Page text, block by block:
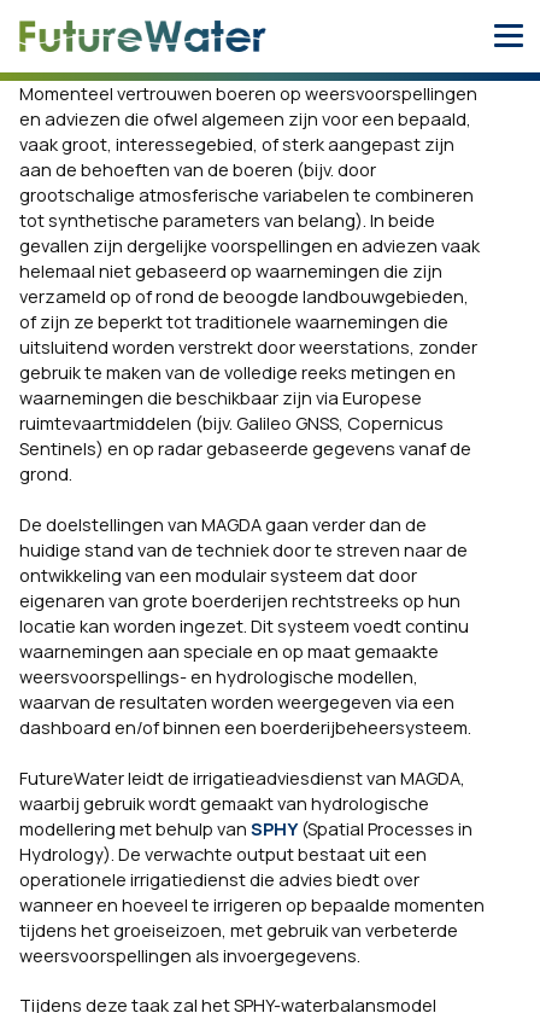
Momenteel vertrouwen boeren op weersvoorspellingen
en adviezen die ofwel algemeen zijn voor een bepaald,
vaak groot, interessegebied, of sterk aangepast zijn
aan de behoeften van de boeren (bijv. door
grootschalige atmosferische variabelen te combineren
tot synthetische parameters van belang). In beide
gevallen zijn dergelijke voorspellingen en adviezen vaak
helemaal niet gebaseerd op waarnemingen die zijn
verzameld op of rond de beoogde landbouwgebieden,
of zijn ze beperkt tot traditionele waarnemingen die
uitsluitend worden verstrekt door weerstations, zonder
gebruik te maken van de volledige reeks metingen en
waarnemingen die beschikbaar zijn via Europese
ruimtevaartmiddelen (bijv. Galileo GNSS, Copernicus
Sentinels) en op radar gebaseerde gegevens vanaf de
grond.
De doelstellingen van MAGDA gaan verder dan de
huidige stand van de techniek door te streven naar de
ontwikkeling van een modulair systeem dat door
eigenaren van grote boerderijen rechtstreeks op hun
locatie kan worden ingezet. Dit systeem voedt continu
waarnemingen aan speciale en op maat gemaakte
weersvoorspellings- en hydrologische modellen,
waarvan de resultaten worden weergegeven via een
dashboard en/of binnen een boerderijbeheersysteem.
FutureWater leidt de irrigatieadviesdienst van MAGDA,
waarbij gebruik wordt gemaakt van hydrologische
modellering met behulp van SPHY(Spatial Processes in
Hydrology). De verwachte output bestaat uit een
operationele irrigatiedienst die advies biedt over
wanneer en hoeveel te irrigeren op bepaalde momenten
tijdens het groeiseizoen, met gebruik van verbeterde
weersvoorspellingen als invoergegevens.
Tijdens deze taak zal het SPHY-waterbalansmodel